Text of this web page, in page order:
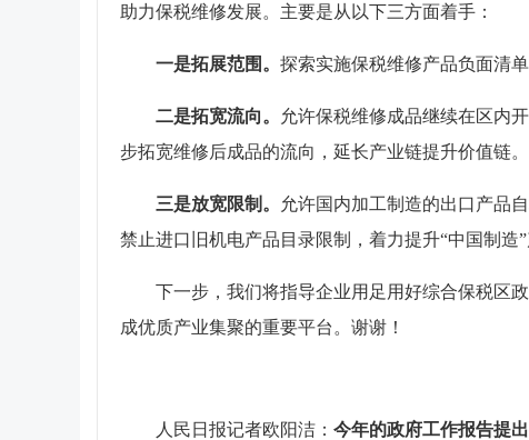
助力保税维修发展。主要是从以下三方面着手：
一是拓展范围。 探索实施保税维修产品负面清
二是拓宽流向。
允许保税维修成品继续在区内
步拓宽维修后成品的流向，延长产业链提升价值链。
三是放宽限制。
允许国内加工制造的出口产品
禁止进口旧机电产品目录限制，着力提升“中国制造”
下一步，我们将指导企业用足用好综合保税区
成优质产业集聚的重要平台。谢谢！
人民日报记者欧阳洁： 今年的政府工作报告提